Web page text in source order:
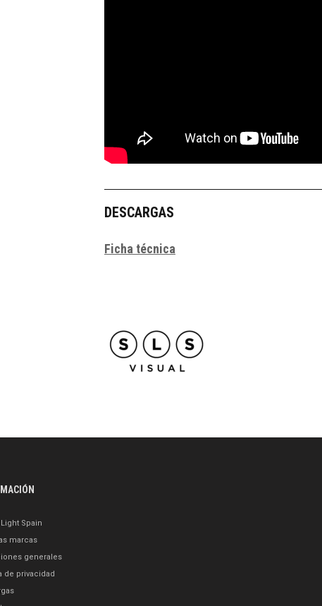
DESCARGAS
Ficha técnica
Spain
marcas
generales
de privacidad